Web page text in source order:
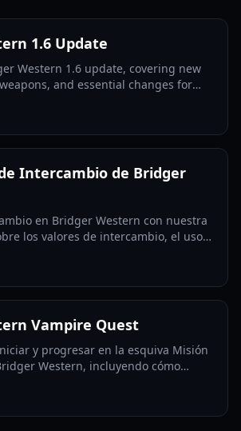
1.6 Update
Western 1.6 update, covering new
and essential changes for
Intercambio de Bridger
en Bridger Western con nuestra
los valores de intercambio, el uso
Vampire Quest
y progresar en la esquiva Misión
Western, incluyendo cómo